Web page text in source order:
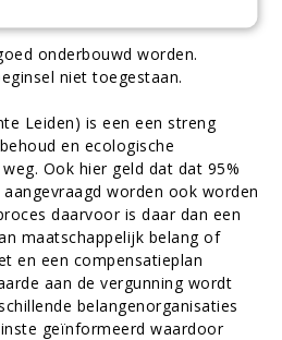
onderbouwd worden.
niet toegestaan.
Leiden) is een een streng
en ecologische
Ook hier geld dat dat 95%
worden ook worden
daarvoor is daar dan een
maatschappelijk belang of
en een compensatieplan
aan de vergunning wordt
belangenorganisaties
geïnformeerd waardoor